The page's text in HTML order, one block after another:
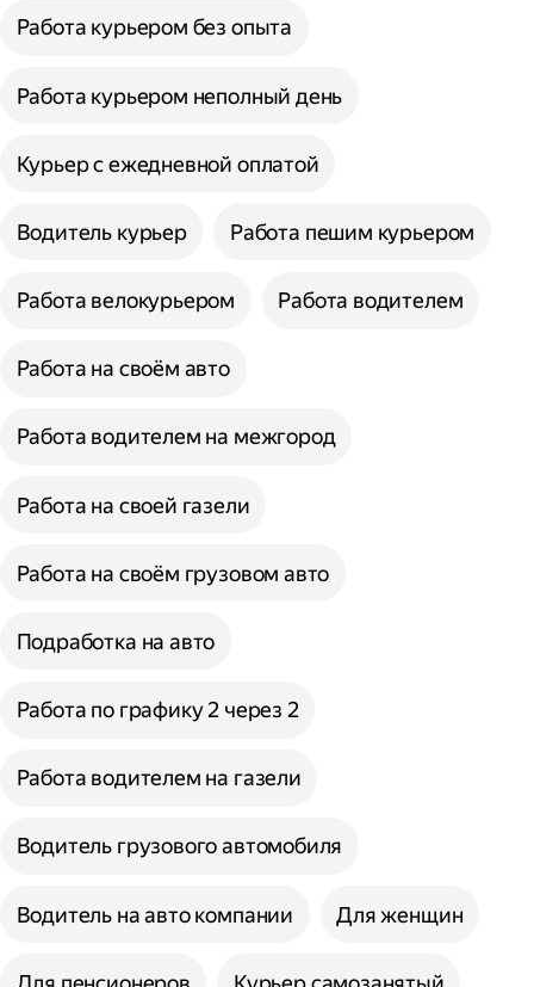
Работа курьером без опыта
Работа курьером неполный день
Курьер с ежедневной оплатой
Водитель курьер Работа пешим курьером
Работа велокурьером Работа водителем
Работа на своём авто
Работа водителем на межгород
Работа на своей газели
Работа на своём грузовом авто
Подработка на авто
Работа по графику 2 через 2
Работа водителем на газели
Водитель грузового автомобиля
Водитель на авто компании Для женщин